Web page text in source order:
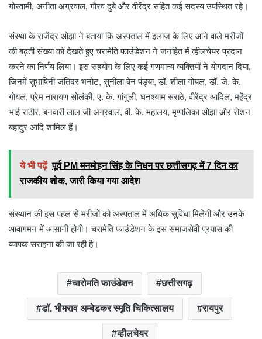
गोस्वामी, अनीता अग्रवाल, गौरव दुबे और वीरेंद्र सहित कई सदस्य उपस्थित रहे।
संस्था के राजेंद्र ओझा ने बताया कि अस्पताल में इलाज के लिए आने वाले मरीजों
की बढ़ती संख्या को देखते हुए चरामेति फाउंडेशन ने जनहित में व्हीलचेयर प्रदान
करने का निर्णय लिया। इस सहयोग के लिए कई गणमान्य व्यक्तियों ने योगदान दिया,
जिनमें सुभाषिनी जतिंदर भनोट, सुनीला बेन पंड्या, डॉ. शीला गोयल, डॉ. जे. के.
गोयल, प्रेम नारायण सोलंकी, ए. के. गांगुली, घनश्याम सराठे, वीरेंद्र आदिल, महेंद्र
भाई राठौर, बनवारी लाल जी अग्रवाल, वी. के. महालय, मृणालिका ओझा और रोशन
बहादुर आदि शामिल हैं।
ये भी पढ़ें पूर्व PM मनमोहन सिंह के निधन पर छत्तीसगढ़ में 7 दिन का
राजकीय शोक, जारी किया गया आदेश
संस्थान की इस पहल से मरीजों को अस्पताल में अधिक सुविधा मिलेगी और उनके
आवागमन में आसानी होगी। चरामेति फाउंडेशन के इस समाजसेवी प्रयास की
व्यापक सराहना की जा रही है।
चारोमति फाउंडेशन छत्तीसगढ़
डॉ. भीमराव अम्बेडकर स्मृति चिकित्सालय रायपुर
व्हीलचेयर